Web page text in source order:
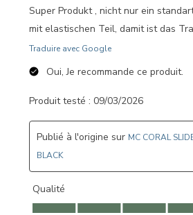
Super Produkt , nicht nur ein
mit elastischen Teil, damit ist das
Traduire avec Google
Oui, Je recommande ce produit.
Produit testé : 09/03/2026
Publié à l'origine sur MC CORAL
BLACK
Qualité
Qualité, 5.0 sur 5